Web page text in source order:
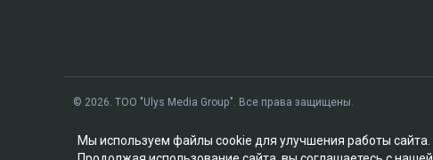
© 2026. ТОО "Ulys Media Group". Все права защищены.
Мы используем файлы cookie для улучшения работы сайта.